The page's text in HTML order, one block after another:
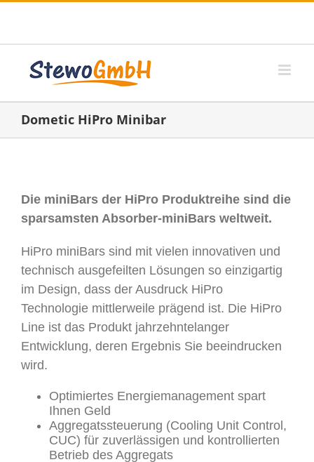
Zum
Dometic HiPro Minibar
Die miniBars der HiPro Produktreihe sind die
sparsamsten Absorber-miniBars weltweit.
HiPro miniBars sind mit vielen innovativen und
technisch ausgefeilten Lösungen so einzigartig
im Design, dass der Ausdruck HiPro
Technologie mittlerweile prägend ist. Die HiPro
Line ist das Produkt jahrzehntelanger
Entwicklung, deren Ergebnis Sie beeindrucken
wird.
Optimiertes Energiemanagement spart
Ihnen Geld
Aggregatssteuerung (Cooling Unit Control,
CUC) für zuverlässigen und kontrollierten
Betrieb des Aggregats